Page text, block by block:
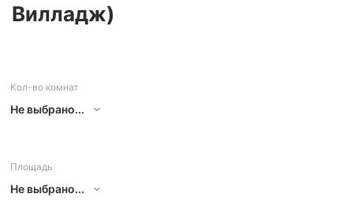
Вилладж)
Кол-во комнат
Не выбрано...
Площадь
Не выбрано...